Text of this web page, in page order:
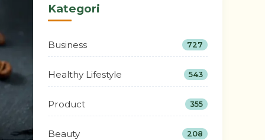
Kategori
Business 727
Healthy Lifestyle 543
Product 355
Beauty 208